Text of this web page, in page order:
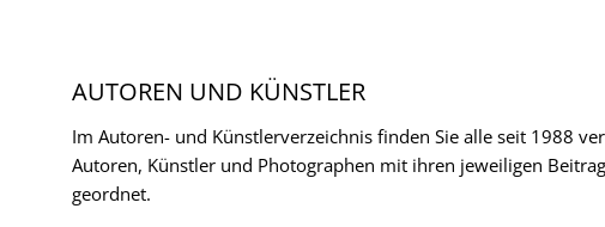
AUTOREN UND KÜNSTLER
Im Autoren- und Künstlerverzeichnis finden Sie alle seit 1988
Autoren, Künstler und Photographen mit ihren jeweiligen
geordnet.